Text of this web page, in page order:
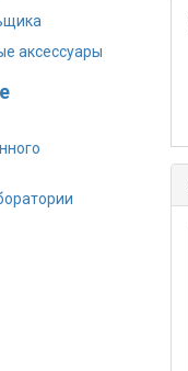
аксессуары